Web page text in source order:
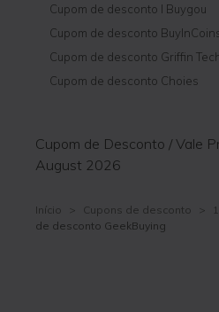
Cupom de desconto I Buygou
Cupom de desconto
Cupom de desconto Griffin
Cupom de desconto Choies
Cupom de Desconto / Vale
August 2026
Início > Cupons de desconto >
de desconto GeekBuying